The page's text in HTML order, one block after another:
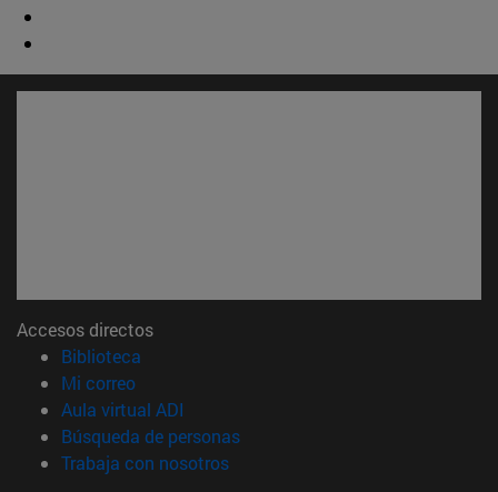
Accesos directos
Biblioteca
Mi correo(abre en nueva ventana)
Aula virtual ADI
Búsqueda de personas(abre en nueva ventana)
Trabaja con nosotros(abre en nueva ventana)